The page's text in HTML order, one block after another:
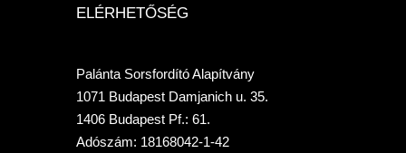
ELÉRHETŐSÉG
Palánta Sorsfordító Alapítvány
1071 Budapest Damjanich u. 35.
1406 Budapest Pf.: 61.
Adószám: 18168042-1-42